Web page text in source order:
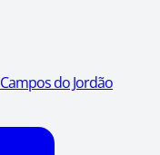
Campos do Jordão